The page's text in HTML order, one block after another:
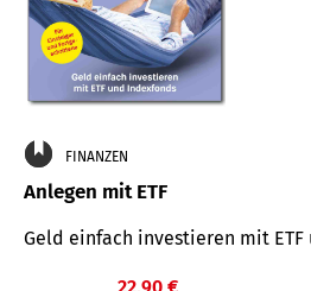
FINANZEN
Anlegen mit ETF
Geld einfach investieren mit